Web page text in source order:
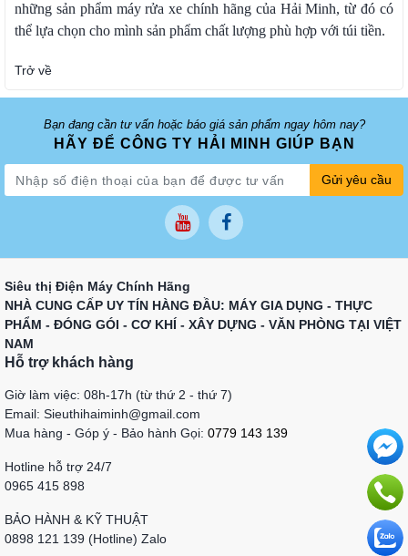
những sản phẩm máy rửa xe chính hãng của Hải Minh, từ đó có
thể lựa chọn cho mình sản phẩm chất lượng phù hợp với túi tiền.
Trở về
Bạn đang cần tư vấn hoặc báo giá sản phẩm ngay hôm nay?
HÃY ĐỂ CÔNG TY HẢI MINH GIÚP BẠN
Gửi yêu cầu
Siêu thị Điện Máy Chính Hãng
NHÀ CUNG CẤP UY TÍN HÀNG ĐẦU: MÁY GIA DỤNG - THỰC
PHẨM - ĐÓNG GÓI - CƠ KHÍ - XÂY DỰNG - VĂN PHÒNG TẠI VIỆT
NAM
Hỗ trợ khách hàng
Giờ làm việc: 08h-17h (từ thứ 2 - thứ 7)
Email: Sieuthihaiminh@gmail.com
Mua hàng - Góp ý - Bảo hành Gọi: 0779 143 139
Hotline hỗ trợ 24/7
0965 415 898
BẢO HÀNH & KỸ THUẬT
0898 121 139 (Hotline) Zalo